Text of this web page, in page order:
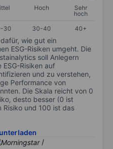
Hoch
Sehr
hoch
30 30-40 40+
wie gut ein
ESG-Risiken umgeht. Die
soll Anlegern
Risiken auf
und zu verstehen,
Performance von
Die Skala reicht von 0
desto besser (0 ist
und 100 ist das
/